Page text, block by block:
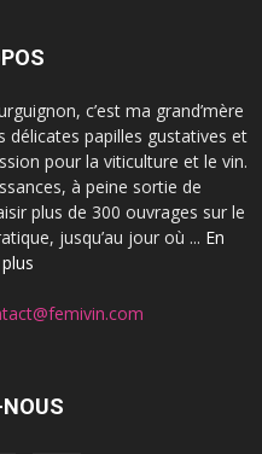
c’est ma grand’mère
délicates papilles gustatives et
pour la viticulture et le vin.
à peine sortie de
plus de 300 ouvrages sur le
jusqu’au jour où ... En